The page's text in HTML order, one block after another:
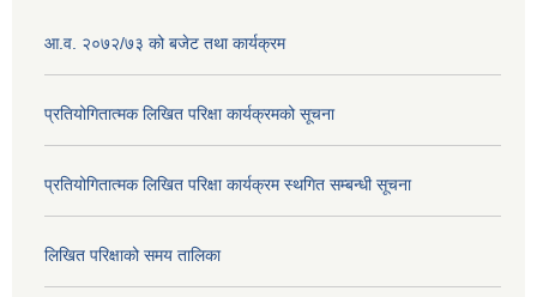
आ.व. २०७२/७३ को बजेट तथा कार्यक्रम
प्रतियोगितात्मक लिखित परिक्षा कार्यक्रमको सूचना
प्रतियोगितात्मक लिखित परिक्षा कार्यक्रम स्थगित सम्बन्धी सूचना
लिखित परिक्षाको समय तालिका